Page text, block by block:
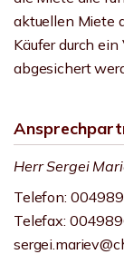
aktuellen Miete
Käufer durch
abgesichert
Herr Sergei
Telefon:
Telefax: